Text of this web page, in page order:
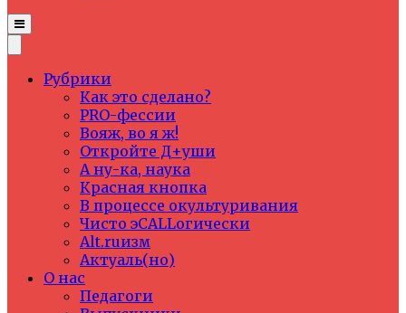
Рубрики
Как это сделано?
PRO-фессии
Вояж, во я ж!
Откройте Д+уши
А ну-ка, наука
Красная кнопка
В процессе окультуривания
Чисто эCALLогически
Alt.ruизм
Актуаль(но)
О нас
Педагоги